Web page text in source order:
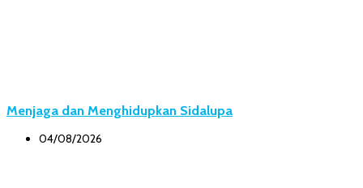
Menjaga dan Menghidupkan Sidalupa
04/08/2026